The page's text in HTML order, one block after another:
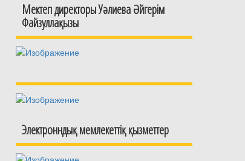
Мектеп директоры Уәлиева Әйгерім
Файзуллақызы
Электронндық мемлекеттіқ қызметтер